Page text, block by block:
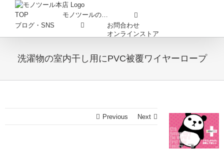
content
TOP
モノツールの…
ブログ・SNS
お問合わせ
オンラインストア
洗濯物の室内干し用にPVC被覆ワイヤーロープ
Previous Next